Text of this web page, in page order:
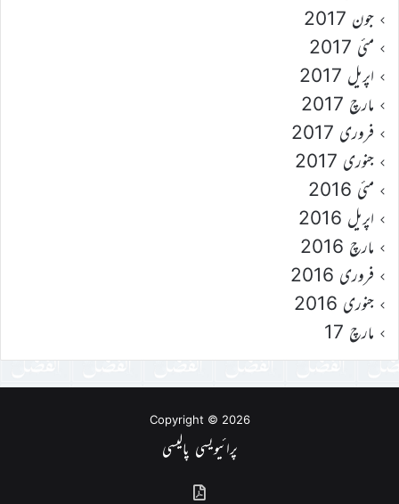
جون 2017
مئی 2017
اپریل 2017
مارچ 2017
فروری 2017
جنوری 2017
مئی 2016
اپریل 2016
مارچ 2016
فروری 2016
جنوری 2016
مارچ 17
Copyright © 2026
پرائیویسی پالیسی
گذشتہ